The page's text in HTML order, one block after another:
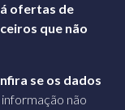
ofertas de
que não
se os dados
informação não